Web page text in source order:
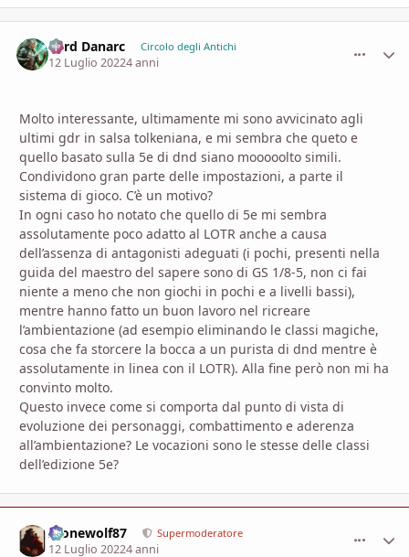
Lord Danarc Circolo degli Antichi
12 Luglio 20224 anni
Molto interessante, ultimamente mi sono avvicinato agli
ultimi gdr in salsa tolkeniana, e mi sembra che queto e
quello basato sulla 5e di dnd siano mooooolto simili.
Condividono gran parte delle impostazioni, a parte il
sistema di gioco. C’è un motivo?
In ogni caso ho notato che quello di 5e mi sembra
assolutamente poco adatto al LOTR anche a causa
dell’assenza di antagonisti adeguati (i pochi, presenti nella
guida del maestro del sapere sono di GS 1/8-5, non ci fai
niente a meno che non giochi in pochi e a livelli bassi),
mentre hanno fatto un buon lavoro nel ricreare
l’ambientazione (ad esempio eliminando le classi magiche,
cosa che fa storcere la bocca a un purista di dnd mentre è
assolutamente in linea con il LOTR). Alla fine però non mi ha
convinto molto.
Questo invece come si comporta dal punto di vista di
evoluzione dei personaggi, combattimento e aderenza
all’ambientazione? Le vocazioni sono le stesse delle classi
dell’edizione 5e?
Alonewolf87 Supermoderatore
12 Luglio 20224 anni